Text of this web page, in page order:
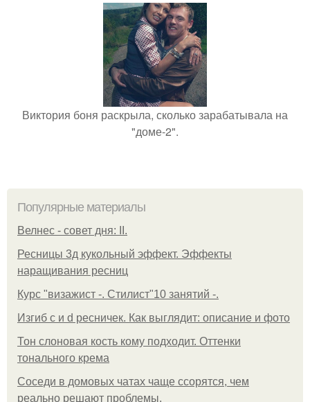
Виктория боня раскрыла, сколько зарабатывала на
"доме-2".
Популярные материалы
Велнес - совет дня: II.
Ресницы 3д кукольный эффект. Эффекты
наращивания ресниц
Курс "визажист -. Стилист"10 занятий -.
Изгиб c и d ресничек. Как выглядит: описание и фото
Тон слоновая кость кому подходит. Оттенки
тонального крема
Соседи в домовых чатах чаще ссорятся, чем
реально решают проблемы.